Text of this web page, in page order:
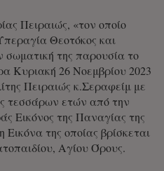
Πειραιώς, «τον οποίο
Θεοτόκος και
της παρουσία το
Κυριακή 26 Νοεμβρίου 2023
Πειραιώς κ.Σεραφείμ με
τεσσάρων ετών από την
Εικόνος της Παναγίας της
της οποίας βρίσκεται
Αγίου Όρους.